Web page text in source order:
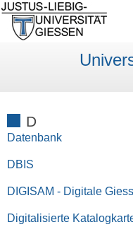
D
Datenbank
DBIS
DIGISAM - Digitale
Digitalisierte